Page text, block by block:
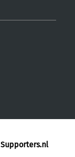
Supporters.nl